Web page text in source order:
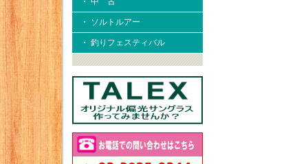
・ ソルトルアー
・ 釣りフェスティバル